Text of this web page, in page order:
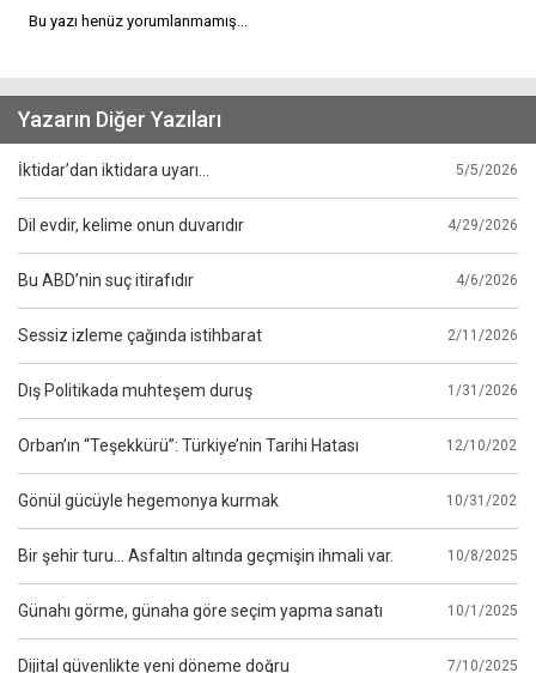
Bu yazı henüz yorumlanmamış...
Yazarın Diğer Yazıları
İktidar’dan iktidara uyarı… 5/5/2026
Dil evdir, kelime onun duvarıdır 4/29/2026
Bu ABD’nin suç itirafıdır 4/6/2026
Sessiz izleme çağında istihbarat 2/11/2026
Dış Politikada muhteşem duruş 1/31/2026
Orban’ın “Teşekkürü”: Türkiye’nin Tarihi Hatası 12/10/2025
Gönül gücüyle hegemonya kurmak 10/31/2025
Bir şehir turu… Asfaltın altında geçmişin ihmali var. 10/8/2025
Günahı görme, günaha göre seçim yapma sanatı 10/1/2025
Dijital güvenlikte yeni döneme doğru 7/10/2025